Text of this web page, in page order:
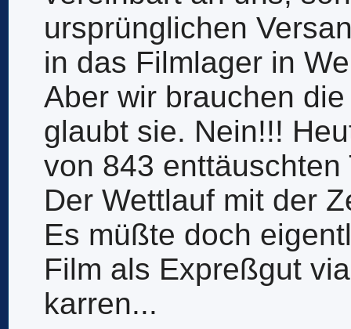
ursprünglichen
in das Filmlager in
Aber wir brauchen
glaubt sie. Nein!!!
von 843
Der Wettlauf mit der
Es müßte doch
Film als Expreßgut
karren...